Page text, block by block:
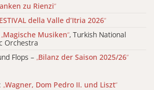
zu Rienzi“
della Valle d’Itria 2026“
„Magische Musiken“, Turkish National
Orchestra
Flops – „Bilanz der Saison 2025/26“
„Wagner, Dom Pedro II. und Liszt“